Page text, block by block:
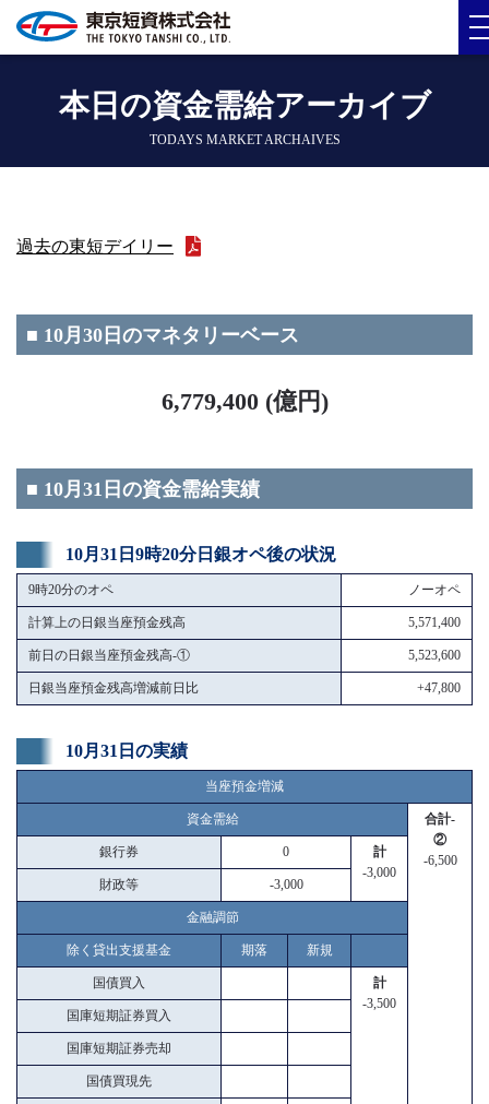
本日の資金需給アーカイブ
TODAYS MARKET ARCHAIVES
過去の東短デイリー
■ 10月30日のマネタリーベース
6,779,400 (億円)
■ 10月31日の資金需給実績
10月31日9時20分日銀オペ後の状況
9時20分のオペ ノーオペ
計算上の日銀当座預金残高 5,571,400
前日の日銀当座預金残高-① 5,523,600
日銀当座預金残高増減前日比 +47,800
10月31日の実績
当座預金増減
資金需給
合計-
②
-6,500
銀行券 0
計
-3,000
財政等 -3,000
金融調節
除く貸出支援基金 期落 新規
国債買入
計
-3,500
国庫短期証券買入
国庫短期証券売却
国債買現先